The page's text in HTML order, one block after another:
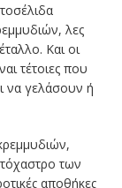
λες
Και οι
τέτοιες που
να γελάσουν ή
των
αποθήκες